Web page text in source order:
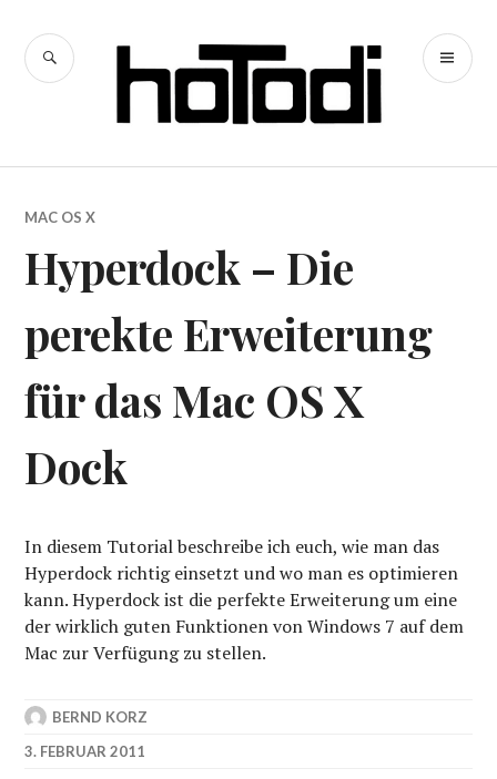
Inhalt
springen
hoTodi
SUCHE
MAC OS X
Hyperdock – Die
perekte Erweiterung
für das Mac OS X
Dock
In diesem Tutorial beschreibe ich euch, wie man das
Hyperdock richtig einsetzt und wo man es optimieren
kann. Hyperdock ist die perfekte Erweiterung um eine
der wirklich guten Funktionen von Windows 7 auf dem
Mac zur Verfügung zu stellen.
BERND KORZ
3. FEBRUAR 2011